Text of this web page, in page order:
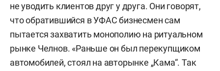
не уводить клиентов друг у друга. Они говорят,
что обратившийся в УФАС бизнесмен сам
пытается захватить монополию на ритуальном
рынке Челнов. «Раньше он был перекупщиком
автомобилей, стоял на авторынке „Кама“. Так